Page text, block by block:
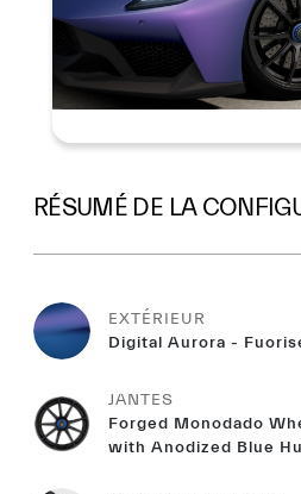
RÉSUMÉ DE LA
EXTÉRIEUR
Digital Aurora -
JANTES
Forged Monodado
with Anodized Blue